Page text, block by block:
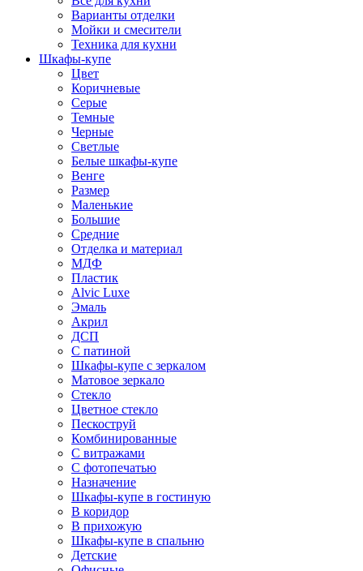
Варианты отделки
Мойки и смесители
Техника для кухни
Шкафы-купе
Цвет
Коричневые
Серые
Темные
Черные
Светлые
Белые шкафы-купе
Венге
Размер
Маленькие
Большие
Средние
Отделка и материал
МДФ
Пластик
Alvic Luxe
Эмаль
Акрил
ДСП
С патиной
Шкафы-купе с зеркалом
Матовое зеркало
Стекло
Цветное стекло
Пескоструй
Комбинированные
С витражами
С фотопечатью
Назначение
Шкафы-купе в гостиную
В коридор
В прихожую
Шкафы-купе в спальню
Детские